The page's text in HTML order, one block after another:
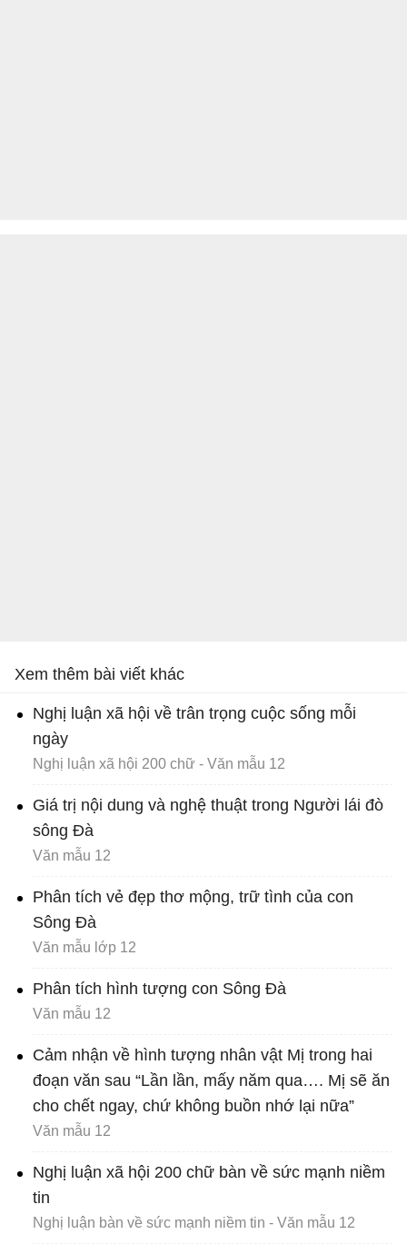
Xem thêm bài viết khác
Nghị luận xã hội về trân trọng cuộc sống mỗi
ngày
Nghị luận xã hội 200 chữ - Văn mẫu 12
Giá trị nội dung và nghệ thuật trong Người lái đò
sông Đà
Văn mẫu 12
Phân tích vẻ đẹp thơ mộng, trữ tình của con
Sông Đà
Văn mẫu lớp 12
Phân tích hình tượng con Sông Đà
Văn mẫu 12
Cảm nhận về hình tượng nhân vật Mị trong hai
đoạn văn sau “Lần lần, mấy năm qua…. Mị sẽ ăn
cho chết ngay, chứ không buồn nhớ lại nữa”
Văn mẫu 12
Nghị luận xã hội 200 chữ bàn về sức mạnh niềm
tin
Nghị luận bàn về sức mạnh niềm tin - Văn mẫu 12